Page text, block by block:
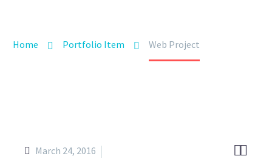
Home Portfolio Item Web Project

March 24, 2016